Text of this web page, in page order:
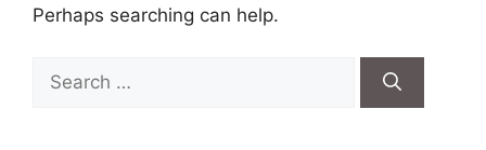
Perhaps searching can help.
for: